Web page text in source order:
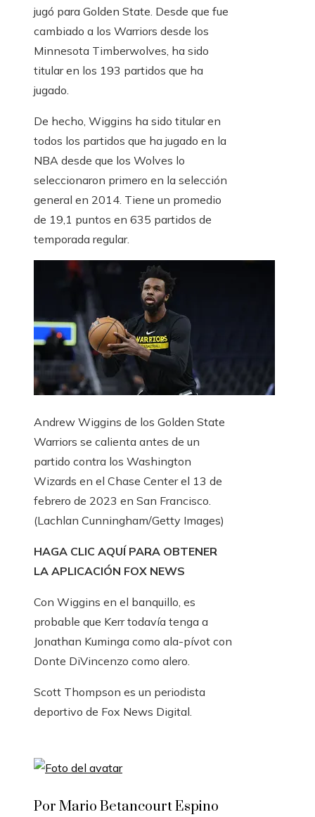
jugó para Golden State. Desde que fue
cambiado a los Warriors desde los
Minnesota Timberwolves, ha sido
titular en los 193 partidos que ha
jugado.
De hecho, Wiggins ha sido titular en
todos los partidos que ha jugado en la
NBA desde que los Wolves lo
seleccionaron primero en la selección
general en 2014. Tiene un promedio
de 19,1 puntos en 635 partidos de
temporada regular.
Andrew Wiggins de los Golden State
Warriors se calienta antes de un
partido contra los Washington
Wizards en el Chase Center el 13 de
febrero de 2023 en San Francisco.
(Lachlan Cunningham/Getty Images)
HAGA CLIC AQUÍ PARA OBTENER
LA APLICACIÓN FOX NEWS
Con Wiggins en el banquillo, es
probable que Kerr todavía tenga a
Jonathan Kuminga como ala-pívot con
Donte DiVincenzo como alero.
Scott Thompson es un periodista
deportivo de Fox News Digital.
Por Mario Betancourt Espino